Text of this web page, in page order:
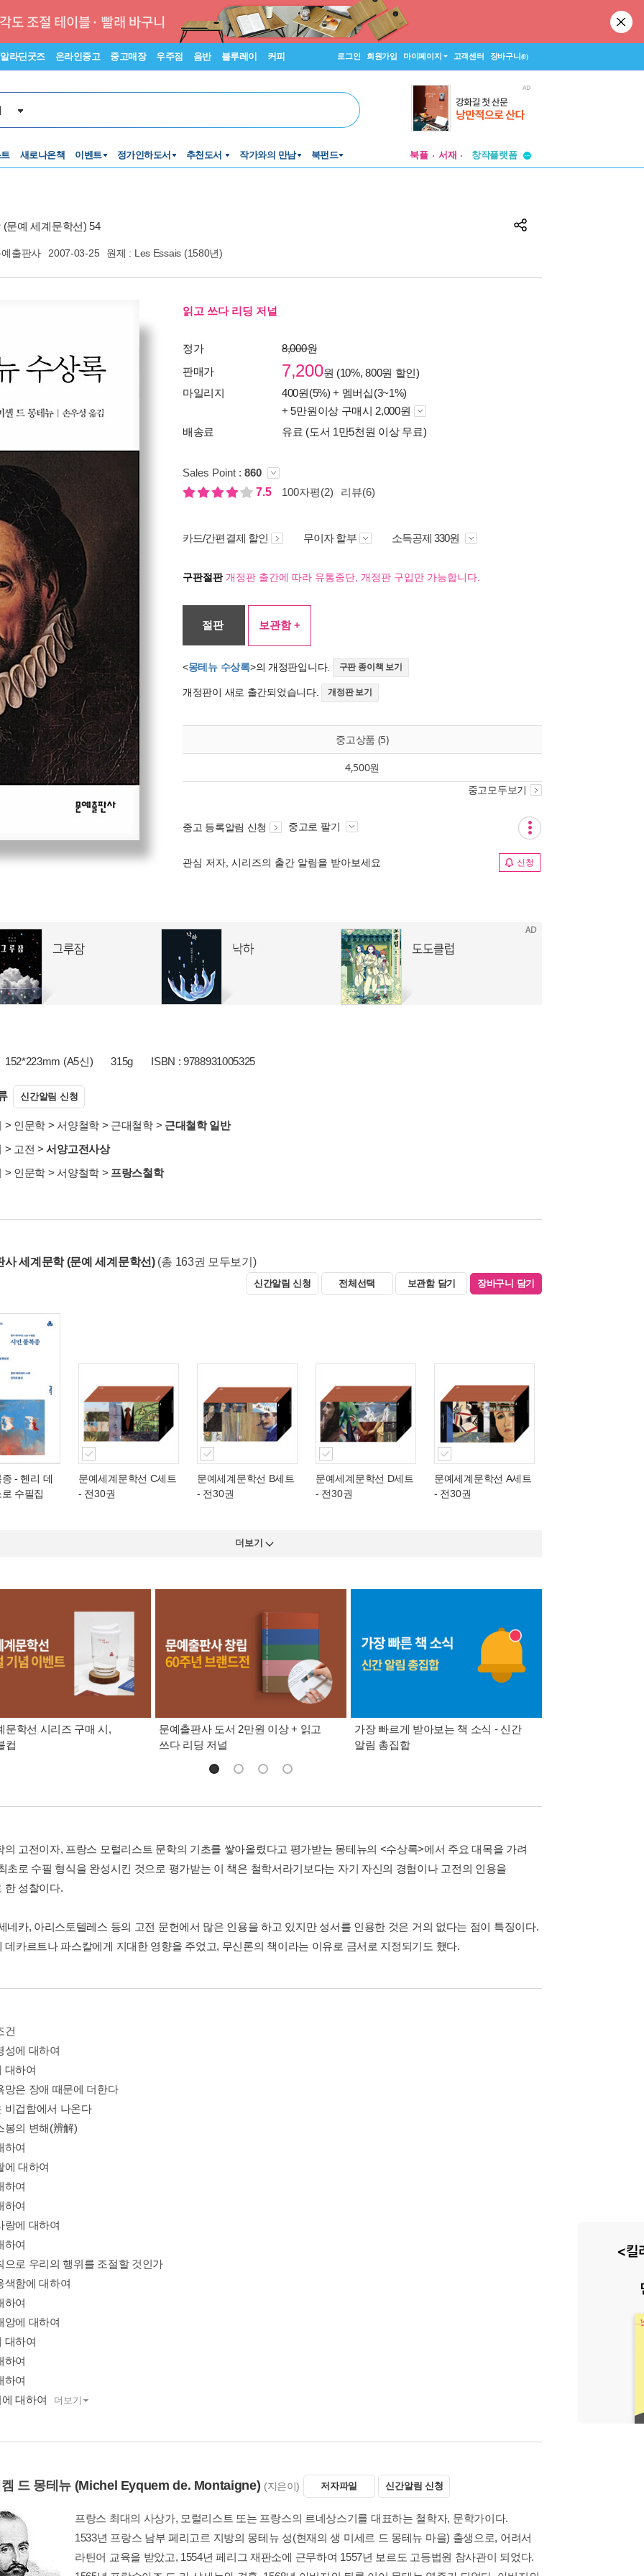
알라딘굿즈 온라인중고 중고매장 우주점 음반 블루레이 커피 로그인 회원가입 마이페이지 고객센터 장바구니(0)
새로나온책 이벤트 정가인하도서 추천도서 작가와의 만남 북펀드 북플 서재
창작플랫폼
문예 세계문학선) 54
출판사 2007-03-25 원제 : Les Essais (1580년)
읽고 쓰다 리딩 저널
정가
8,000원
판매가
7,200원 (10%, 800원 할인)
마일리지
400원(5%) + 멤버십(3~1%)
+ 5만원이상 구매시 2,000원
배송료
유료 (도서 1만5천원 이상 무료)
Sales Point : 860
7.5
100자평(2) 리뷰(6)
카드/간편결제 할인 무이자 할부 소득공제 330원
구판절판개정판 출간에 따라 유통중단, 개정판 구입만 가능합니다.
절판 보관함 +
<몽테뉴 수상록>의 개정판입니다. 구판 종이책 보기
개정판이 새로 출간되었습니다. 개정판 보기
중고상품 (5)
4,500원
중고모두보기
중고 등록알림 신청 중고로 팔기
관심 저자, 시리즈의 출간 알림을 받아보세요 신청
152*223mm (A5신) 315g ISBN : 9788931005325
신간알림 신청
> 인문학 >서양철학> 근대철학> 근대철학 일반
> 고전 >서양고전사상
> 인문학 >서양철학> 프랑스철학
사 세계문학 (문예 세계문학선) (총 163권 모두보기)
신간알림 신청 전체선택 보관함 담기 장바구니 담기
- 헨리 데
수필집
문예세계문학선 C세트
- 전30권
문예세계문학선 B세트
- 전30권
문예세계문학선 D세트
- 전30권
문예세계문학선 A세트
- 전30권
더보기
문학선 시리즈 구매 시,
컵
문예출판사 도서 2만원 이상 + 읽고
쓰다 리딩 저널
가장 빠르게 받아보는 책 소식 - 신간
알림 총집합
의 고전이자, 프랑스 모럴리스트 문학의 기초를 쌓아올렸다고 평가받는 몽테뉴의 <수상록>에서 주요 대목을 가려
초로 수필 형식을 완성시킨 것으로 평가받는 이 책은 철학서라기보다는 자기 자신의 경험이나 고전의 인용을
한 성찰이다.
네카, 아리스토텔레스 등의 고전 문헌에서 많은 인용을 하고 있지만 성서를 인용한 것은 거의 없다는 점이 특징이다.
데카르트나 파스칼에게 지대한 영향을 주었고, 무신론의 책이라는 이유로 금서로 지정되기도 했다.
건
성에 대하여
대하여
망은 장애 때문에 더한다
비겁함에서 나온다
봉의 변해(辨解)
하여
에 대하여
하여
하여
랑에 대하여
하여
으로 우리의 행위를 조절할 것인가
색함에 대하여
하여
앙에 대하여
대하여
하여
하여
대하여
더보기
드 몽테뉴 (Michel Eyquem de. Montaigne) (지은이) 저자파일 신간알림 신청
프랑스 최대의 사상가, 모럴리스트 또는 프랑스의 르네상스기를 대표하는 철학자, 문학가이다.
1533년 프랑스 남부 페리고르 지방의 몽테뉴 성(현재의 생 미세르 드 몽테뉴 마을) 출생으로, 어려서
라틴어 교육을 받았고, 1554년 페리그 재판소에 근무하여 1557년 보르도 고등법원 참사관이 되었다.